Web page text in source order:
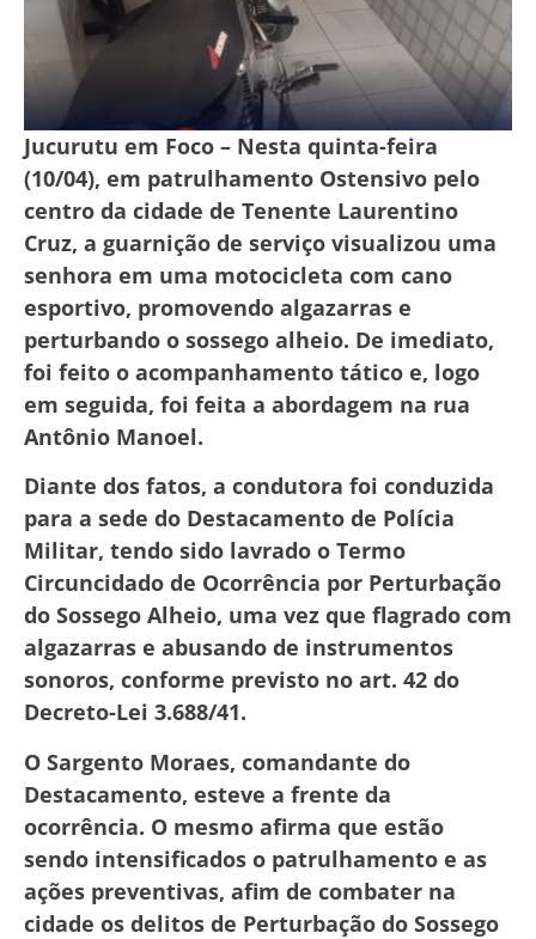
Jucurutu em Foco – Nesta quinta-feira
(10/04), em patrulhamento Ostensivo pelo
centro da cidade de Tenente Laurentino
Cruz, a guarnição de serviço visualizou uma
senhora em uma motocicleta com cano
esportivo, promovendo algazarras e
perturbando o sossego alheio. De imediato,
foi feito o acompanhamento tático e, logo
em seguida, foi feita a abordagem na rua
Antônio Manoel.
Diante dos fatos, a condutora foi conduzida
para a sede do Destacamento de Polícia
Militar, tendo sido lavrado o Termo
Circuncidado de Ocorrência por Perturbação
do Sossego Alheio, uma vez que flagrado com
algazarras e abusando de instrumentos
sonoros, conforme previsto no art. 42 do
Decreto-Lei 3.688/41.
O Sargento Moraes, comandante do
Destacamento, esteve a frente da
ocorrência. O mesmo afirma que estão
sendo intensificados o patrulhamento e as
ações preventivas, afim de combater na
cidade os delitos de Perturbação do Sossego